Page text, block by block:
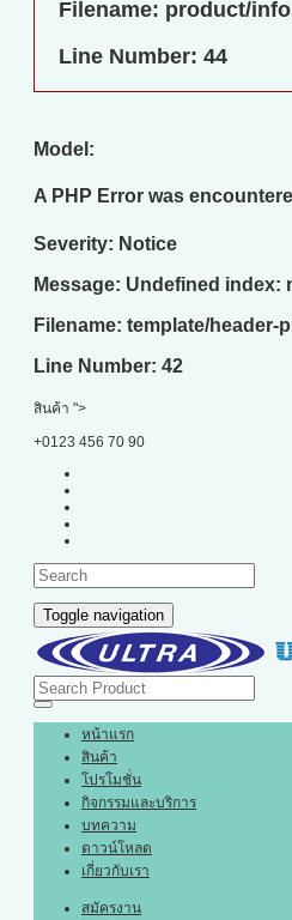
Filename: product/
Line Number: 44
Model:
A PHP Error was
Severity: Notice
Message: Undefined index:
Filename: template/header-
Line Number: 42
สินค้า ">
+0123 456 70 90
Toggle navigation
หน้าแรก
สินค้า
โปรโมชั่น
กิจกรรมและบริการ
บทความ
ดาวน์โหลด
เกี่ยวกับเรา
สมัครงาน